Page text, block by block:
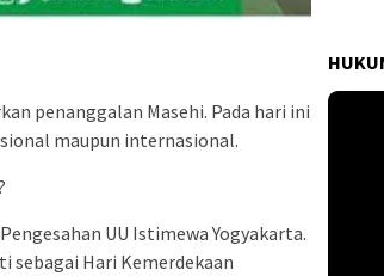
penanggalan Masehi. Pada hari ini
maupun internasional.
UU Istimewa Yogyakarta.
sebagai Hari Kemerdekaan